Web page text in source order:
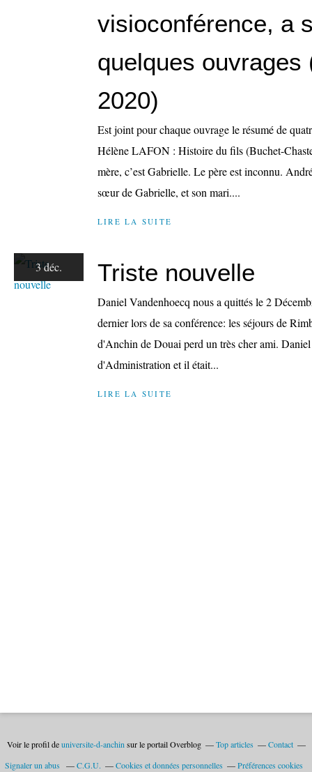
visioconférence, a
quelques ouvrages
2020)
Est joint pour chaque ouvrage le résumé de
Hélène LAFON : Histoire du fils (Buchet-
mère, c’est Gabrielle. Le père est inconnu.
sœur de Gabrielle, et son mari....
LIRE LA SUITE
3 déc. Triste nouvelle
Daniel Vandenhoecq nous a quittés le 2
dernier lors de sa conférence: les séjours de
d'Anchin de Douai perd un très cher ami.
d'Administration et il était...
LIRE LA SUITE
Voir le profil deuniversite-d-anchin sur le portail Overblog Top articles
Contact
Signaler un abus
C.G.U. Cookies et données personnelles Préférences cookies